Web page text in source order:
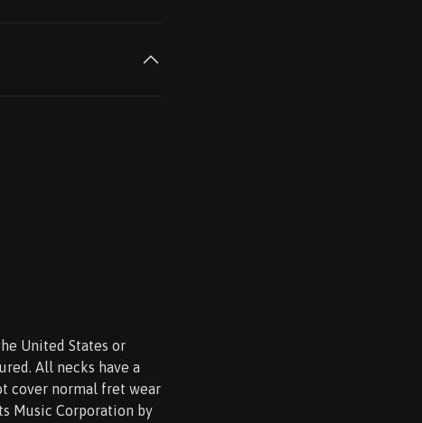
United States or
All necks have a
cover normal fret wear
Music Corporation by